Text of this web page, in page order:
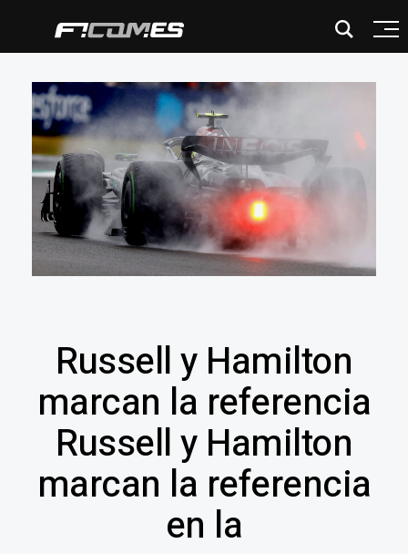
Russell y Hamilton
marcan la referencia
Russell y Hamilton
marcan la referencia
en la